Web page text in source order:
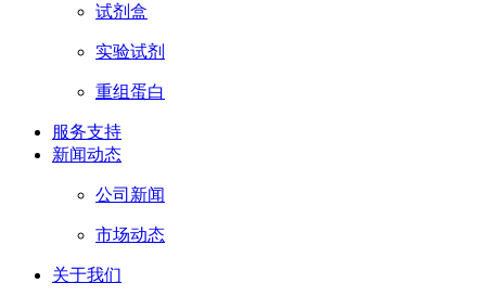
试剂盒
实验试剂
重组蛋白
服务支持
新闻动态
公司新闻
市场动态
关于我们